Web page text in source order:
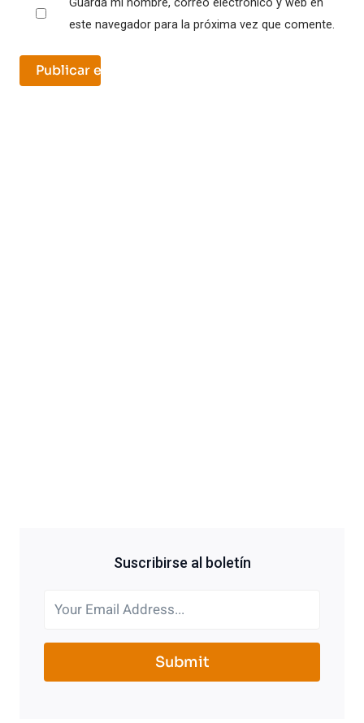
este navegador para la próxima vez que comente.
Suscribirse al boletín
Submit